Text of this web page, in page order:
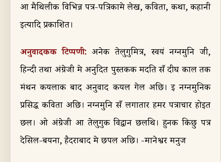
आ मैथिलीक विभिन्न पत्र-पत्रिकामे लेख,कविता,कथा,कहानी
इत्यादि प्रकाशित।
अनुवादककटिप्पणी: अनेक तेलुगुमित्र,स्वयं नग्नमुनि जी,
हिन्दी तथा अंग्रेजी मे अनुदित पुस्तकक मदति सँ दीर्घ काल तक
मंथन कयलाक बाद अनुवाद कयल गेल अछि। ई नग्नमुनिक
प्रसिद्ध कविता अछि। नग्नमुनि सँ लगातार हमर पत्राचार होइत
छल। ओ अंग्रेजी आ तेलुगुक विद्वान छलथि। हुनक किछु पत्र
देसिल-बयना,हैदराबाद मे छपलअछि। -मानेश्वर मनुज